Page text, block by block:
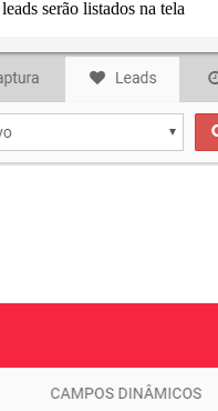
serão listados na tela